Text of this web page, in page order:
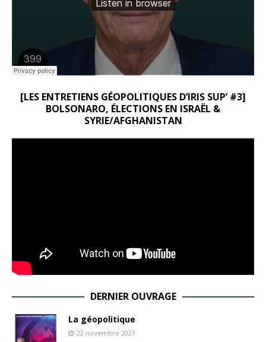
[LES ENTRETIENS GÉOPOLITIQUES D’IRIS SUP’ #3]
BOLSONARO, ÉLECTIONS EN ISRAËL &
SYRIE/AFGHANISTAN
DERNIER OUVRAGE
La géopolitique
22 novembre 2021